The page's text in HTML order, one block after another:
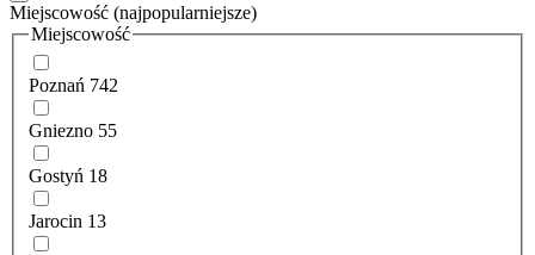
Miejscowość (najpopularniejsze)
Miejscowość
Poznań 742
Gniezno 55
Gostyń 18
Jarocin 13